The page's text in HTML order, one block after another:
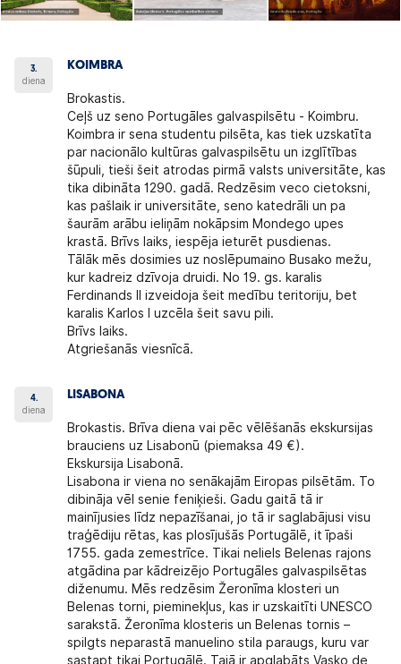
3.
diena
KOIMBRA
Brokastis.
Ceļš uz seno Portugāles galvaspilsētu - Koimbru.
Koimbra ir sena studentu pilsēta, kas tiek uzskatīta
par nacionālo kultūras galvaspilsētu un izglītības
šūpuli, tieši šeit atrodas pirmā valsts universitāte, kas
tika dibināta 1290. gadā. Redzēsim veco cietoksni,
kas pašlaik ir universitāte, seno katedrāli un pa
šaurām arābu ieliņām nokāpsim Mondego upes
krastā. Brīvs laiks, iespēja ieturēt pusdienas.
Tālāk mēs dosimies uz noslēpumaino Busako mežu,
kur kadreiz dzīvoja druidi. No 19. gs. karalis
Ferdinands II izveidoja šeit medību teritoriju, bet
karalis Karlos I uzcēla šeit savu pili.
Brīvs laiks.
Atgriešanās viesnīcā.
4.
diena
LISABONA
Brokastis. Brīva diena vai pēc vēlēšanās ekskursijas
brauciens uz Lisabonū (piemaksa 49 €).
Ekskursija Lisabonā.
Lisabona ir viena no senākajām Eiropas pilsētām. To
dibināja vēl senie feniķieši. Gadu gaitā tā ir
mainījusies līdz nepazīšanai, jo tā ir saglabājusi visu
traģēdiju rētas, kas plosījušās Portugālē, it īpaši
1755. gada zemestrīce. Tikai neliels Belenas rajons
atgādina par kādreizējo Portugāles galvaspilsētas
diženumu. Mēs redzēsim Žeronīma klosteri un
Belenas torni, pieminekļus, kas ir uzskaitīti UNESCO
sarakstā. Žeronīma klosteris un Belenas tornis –
spilgts neparastā manuelino stila paraugs, kuru var
sastapt tikai Portugālē. Tajā ir apglabāts Vasko de